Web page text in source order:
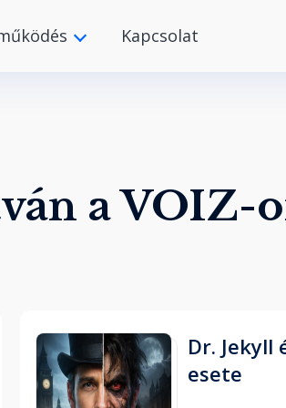
Kapcsolat
a VOIZ-
Dr. Jekyll
esete